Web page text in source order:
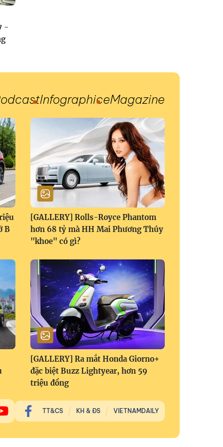
-
InfographiceMagazine
B
[GALLERY] Rolls-Royce Phantom
hơn 68 tỷ mà HH Mai Phương Thúy
"khoe" có gì?
[GALLERY] Ra mắt Honda Giorno+
đặc biệt Buzz Lightyear, hơn 59
triệu đồng
TT&CS KH & ĐS VIETNAMDAILY